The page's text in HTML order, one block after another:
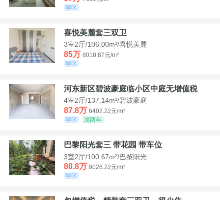
学区
喜悦美麓套三双卫
3室2厅/106.00m²/喜悦美麓
85万 8018.87元/m²
学区
河东新区碧波豪庭临小区中庭无增值税
4室2厅/137.14m²/碧波豪庭
87.8万 6402.22元/m²
学区
满两年
巴黎阳光套三 带花园 带车位
3室2厅/100.67m²/巴黎阳光
80.8万 8026.22元/m²
学区